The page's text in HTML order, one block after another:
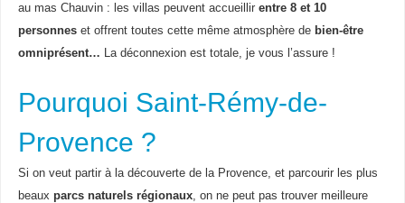
au mas Chauvin : les villas peuvent accueillir entre 8 et 10
personneset offrent toutes cette même atmosphère de bien-être
omniprésent… La déconnexion est totale, je vous l’assure !
Pourquoi Saint-Rémy-de-
Provence ?
Si on veut partir à la découverte de la Provence, et parcourir les plus
beaux parcs naturels régionaux, on ne peut pas trouver meilleure